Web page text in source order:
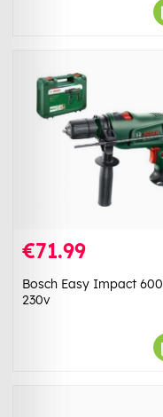
€71.99
Bosch Easy Impact 600
230v